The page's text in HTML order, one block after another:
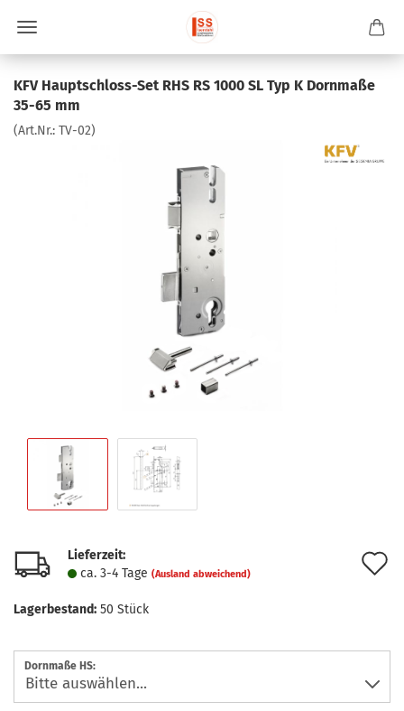
KFV Hauptschloss-Set RHS RS 1000 SL Typ K Dornmaße
35-65 mm
(Art.Nr.: TV-02)
Lieferzeit:
ca. 3-4 Tage (Ausland abweichend)
Lagerbestand: 50 Stück
Dornmaße HS: